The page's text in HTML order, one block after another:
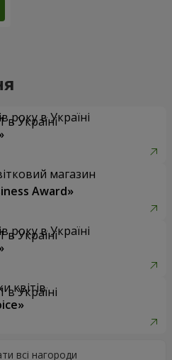
року в Україні
магазин
Award»
року в Україні
квітів